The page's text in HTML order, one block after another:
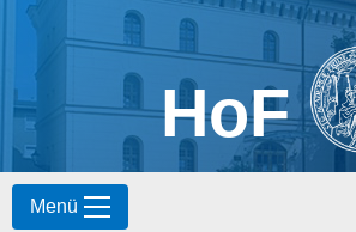
HoF
Menü